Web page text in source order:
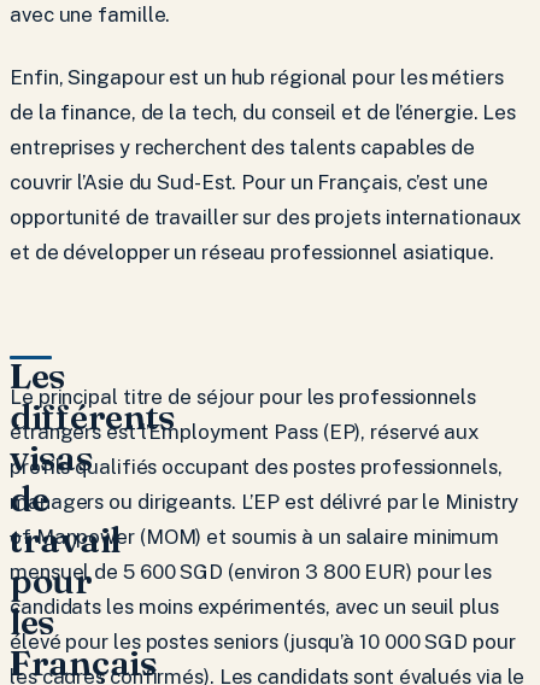
avec une famille.
Enfin, Singapour est un hub régional pour les métiers
de la finance, de la tech, du conseil et de l’énergie. Les
entreprises y recherchent des talents capables de
couvrir l’Asie du Sud-Est. Pour un Français, c’est une
opportunité de travailler sur des projets internationaux
et de développer un réseau professionnel asiatique.
Les
différents
visas
de
travail
pour
les
Français
Le principal titre de séjour pour les professionnels
étrangers est l’Employment Pass (EP), réservé aux
profils qualifiés occupant des postes professionnels,
managers ou dirigeants. L’EP est délivré par le Ministry
of Manpower (MOM) et soumis à un salaire minimum
mensuel de 5 600 SGD (environ 3 800 EUR) pour les
candidats les moins expérimentés, avec un seuil plus
élevé pour les postes seniors (jusqu’à 10 000 SGD pour
les cadres confirmés). Les candidats sont évalués via le